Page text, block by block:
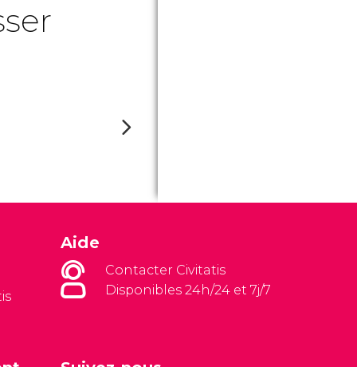
Aide
Contacter Civitatis
Disponibles 24h/24 et 7j/7